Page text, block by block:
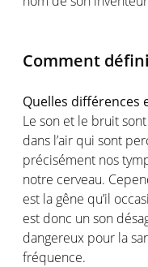
Comment
Quelles différences
Le son et le bruit
dans l’air qui sont
précisément nos
notre cerveau.
est la gêne qu’il
est donc un son
dangereux pour la
fréquence.